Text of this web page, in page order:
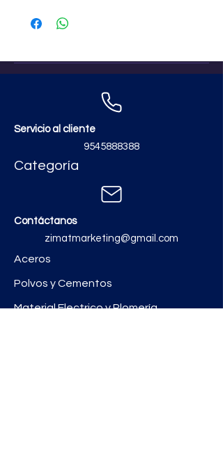
Servicio al cliente
9545888388
Categoría
Contáctanos
zimatmarketing@gmail.com
Aceros
Polvos y Cementos
Material Electrico y Plomería